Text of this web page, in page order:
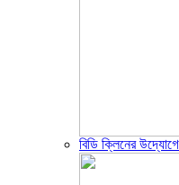
বিডি ক্লিনের